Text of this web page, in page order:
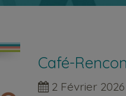
Café-
2 Février